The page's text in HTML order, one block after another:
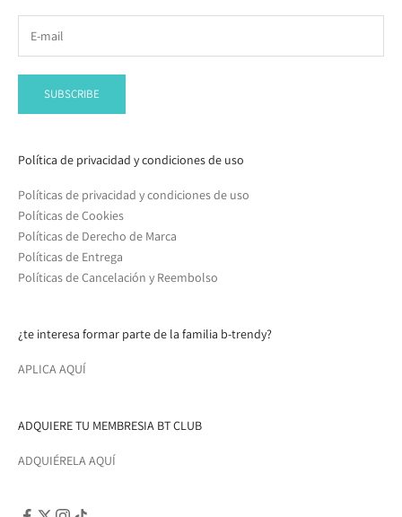
SUBSCRIBE
Política de privacidad y condiciones de uso
Políticas de privacidad y condiciones de uso
Políticas de Cookies
Políticas de Derecho de Marca
Políticas de Entrega
Políticas de Cancelación y Reembolso
¿te interesa formar parte de la familia b-trendy?
APLICA AQUÍ
ADQUIERE TU MEMBRESIA BT CLUB
ADQUIÉRELA AQUÍ